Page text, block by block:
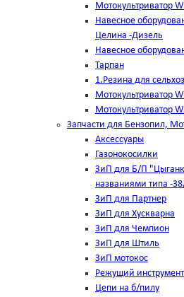
Мотокультриватор
Навесное
Целина -Дизель
Навесное
Тарпан
1.Резина для
Мотокультриватор
Мотокультриватор
Запчасти для Бензопил,
Аксессуары
Газонокосилки
ЗиП для Б/П
названиями типа -
ЗиП для Партнер
ЗиП для Хускварна
ЗиП для Чемпион
ЗиП для Штиль
ЗиП мотокос
Режущий
Цепи на б/пилу